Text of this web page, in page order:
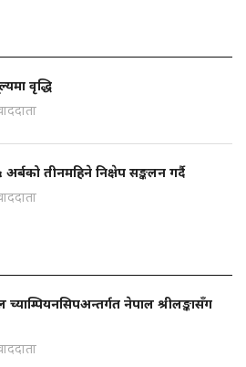
वृद्धि
तीनमहिने निक्षेप सङ्कलन गर्दै
नेपाल श्रीलङ्कासँग